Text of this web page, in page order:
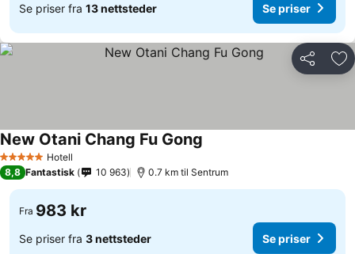
Se priser fra 13 nettsteder Se priser
Del
5 Stjerner Hotell
New Otani Chang Fu Gong
8,8 Fantastisk 10 963 0.7 km til Sentrum
Fra 983 kr
Se priser fra 3 nettsteder Se priser